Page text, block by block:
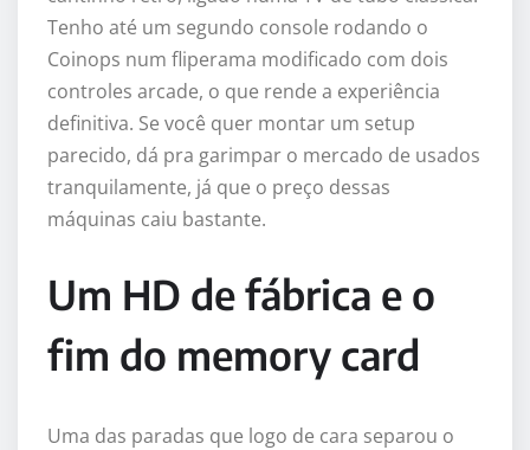
Tenho até um segundo console rodando o
Coinops num fliperama modificado com dois
controles arcade, o que rende a experiência
definitiva. Se você quer montar um setup
parecido, dá pra garimpar o mercado de usados
tranquilamente, já que o preço dessas
máquinas caiu bastante.
Um HD de fábrica e o
fim do memory card
Uma das paradas que logo de cara separou o